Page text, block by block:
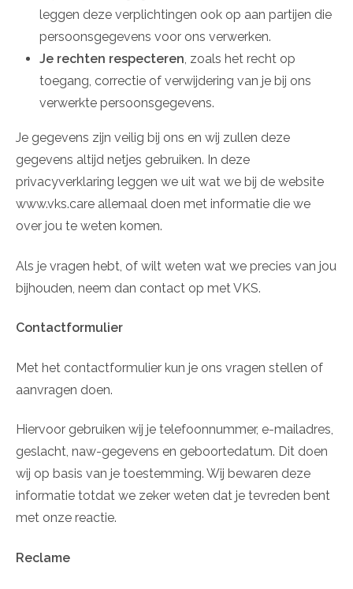
leggen deze verplichtingen ook op aan partijen die
persoonsgegevens voor ons verwerken.
Je rechten respecteren, zoals het recht op
toegang, correctie of verwijdering van je bij ons
verwerkte persoonsgegevens.
Je gegevens zijn veilig bij ons en wij zullen deze
gegevens altijd netjes gebruiken. In deze
privacyverklaring leggen we uit wat we bij de website
www.vks.care allemaal doen met informatie die we
over jou te weten komen.
Als je vragen hebt, of wilt weten wat we precies van jou
bijhouden, neem dan contact op met VKS.
Contactformulier
Met het contactformulier kun je ons vragen stellen of
aanvragen doen.
Hiervoor gebruiken wij je telefoonnummer, e-mailadres,
geslacht, naw-gegevens en geboortedatum. Dit doen
wij op basis van je toestemming. Wij bewaren deze
informatie totdat we zeker weten dat je tevreden bent
met onze reactie.
Reclame